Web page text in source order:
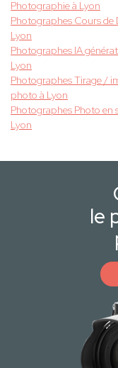
Photographie à Lyon
Photographes Cours de
Lyon
Photographes IA
Lyon
Photographes Tirage /
photo à Lyon
Photographes Photo en
Lyon
le